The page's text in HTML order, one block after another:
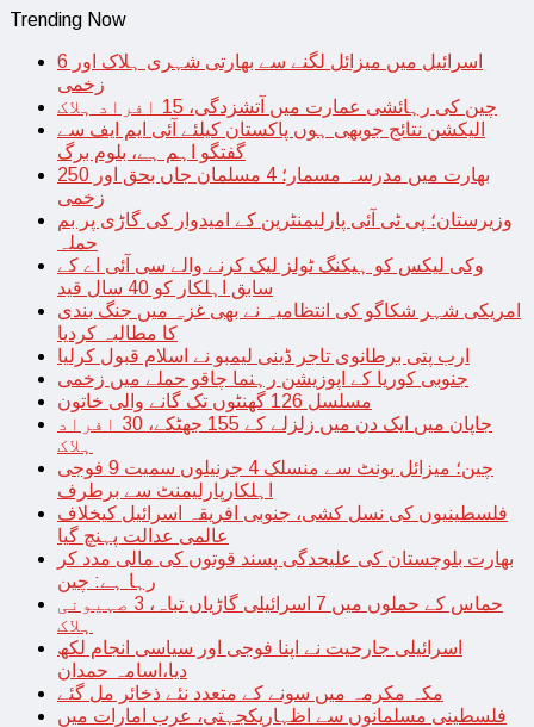
Trending Now
اسرائیل میں میزائل لگنے سے بھارتی شہری ہلاک اور 6
زخمی
چین کی رہائشی عمارت میں آتشزدگی، 15 افراد ہلاک
الیکشن نتائج جوبھی ہوں پاکستان کیلئے آئی ایم ایف سے
گفتگو اہم ہے، بلوم برگ
بھارت میں مدرسہ مسمار؛ 4 مسلمان جاں بحق اور 250
زخمی
وزیرستان؛ پی ٹی آئی پارلیمنٹرین کے امیدوار کی گاڑی پر بم
حملہ
وکی لیکس کو ہیکنگ ٹولز لیک کرنے والے سی آئی اے کے
سابق اہلکار کو 40 سال قید
امریکی شہر شکاگو کی انتظامیہ نے بھی غزہ میں جنگ بندی
کا مطالبہ کردیا
ارب پتی برطانوی تاجر ڈینی لیمبو نے اسلام قبول کرلیا
جنوبی کوریا کے اپوزیشن رہنما چاقو حملے میں زخمی
مسلسل 126 گھنٹوں تک گانے والی خاتون
جاپان میں ایک دن میں زلزلے کے 155 جھٹکے، 30 افراد
ہلاک
چین؛ میزائل یونٹ سے منسلک 4 جرنیلوں سمیت 9 فوجی
اہلکارپارلیمنٹ سے برطرف
فلسطینیوں کی نسل کشی، جنوبی افریقہ اسرائیل کیخلاف
عالمی عدالت پہنچ گیا
بھارت بلوچستان کی علیحدگی پسند قوتوں کی مالی مدد کر
رہا ہے: چین
حماس کے حملوں میں 7 اسرائیلی گاڑیاں تباہ، 3 صہیونی
ہلاک
اسرائیلی جارحیت نے اپنا فوجی اور سیاسی انجام لکھ
دیا،اسامہ حمدان
مکہ مکرمہ میں سونے کے متعدد نئے ذخائر مل گئے
فلسطینی مسلمانوں سے اظہاریکجہتی، عرب امارات میں